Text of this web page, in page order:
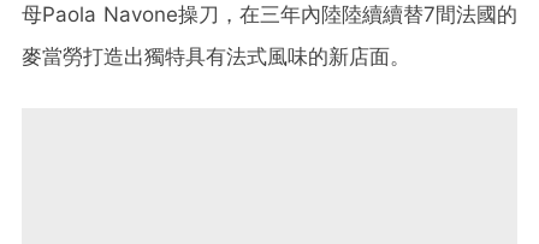
母Paola Navone操刀，在三年內陸陸續續替7間法國的
麥當勞打造出獨特具有法式風味的新店面。